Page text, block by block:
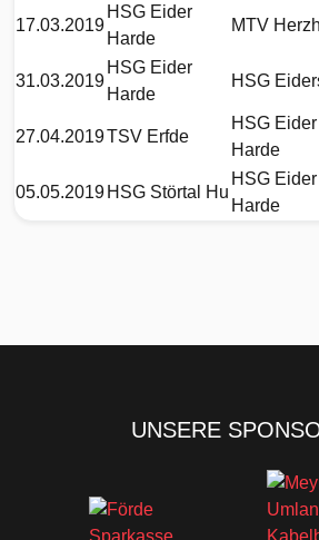
17.03.2019
HSG Eider
Harde
MTV
31.03.2019
HSG Eider
Harde
HSG
27.04.2019TSV Erfde
HSG Eider
Harde
05.05.2019 HSG Störtal Hu
HSG Eider
Harde
UNSERE